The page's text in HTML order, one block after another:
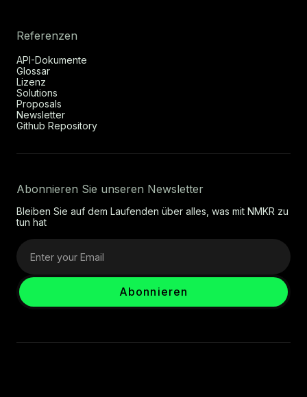
Referenzen
API-Dokumente
Glossar
Lizenz
Solutions
Proposals
Newsletter
Github Repository
Abonnieren Sie unseren Newsletter
Bleiben Sie auf dem Laufenden über alles, was mit NMKR zu
tun hat